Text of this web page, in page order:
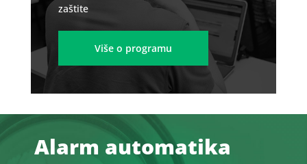
zaštite
Više o programu
Alarm automatika